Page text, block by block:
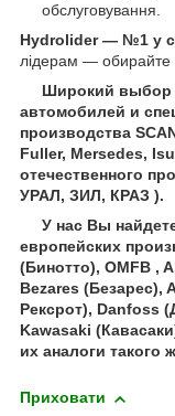
обслуговування.
Hydrolider — №1 у
лідерам —
Широкий выбор
автомобилей и
производства
Fuller, Mersedes,
отечественного
УРАЛ, ЗИЛ, КРАЗ ).
У нас Вы
европейских
(Бинотто), OMFB ,
Bezares (Безарес),
Рексрот), Danfoss
Kawasaki
их аналоги такого
Приховати